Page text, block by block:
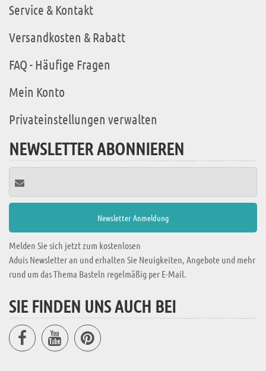
Service & Kontakt
Versandkosten & Rabatt
FAQ - Häufige Fragen
Mein Konto
Privateinstellungen verwalten
NEWSLETTER ABONNIEREN
Melden Sie sich jetzt zum kostenlosen
Aduis Newsletter an und erhalten Sie Neuigkeiten, Angebote und mehr
rund um das Thema Basteln regelmäßig per E-Mail.
SIE FINDEN UNS AUCH BEI